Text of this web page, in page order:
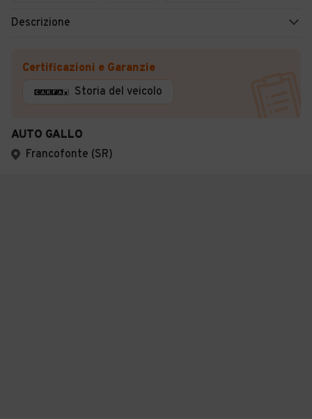
Descrizione
Certificazioni e Garanzie
Storia del veicolo
AUTO GALLO
Francofonte (SR)